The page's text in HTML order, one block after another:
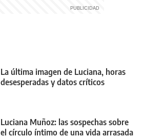
La última imagen de Luciana, horas
desesperadas y datos críticos
Luciana Muñoz: las sospechas sobre
el círculo íntimo de una vida arrasada